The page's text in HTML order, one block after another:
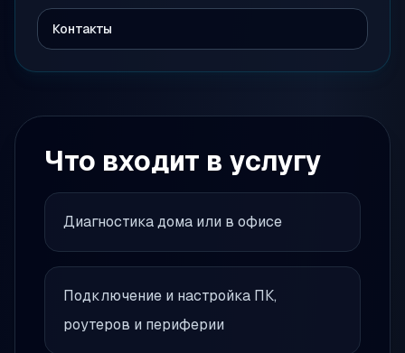
Контакты
Что входит в услугу
Диагностика дома или в офисе
Подключение и настройка ПК,
роутеров и периферии